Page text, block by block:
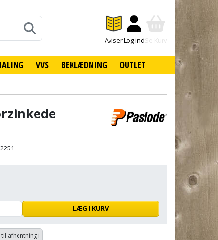
VVS BEKLÆDNING OUTLET
AviserLog indSe Kurv
LÆG I KURV
afhentning i